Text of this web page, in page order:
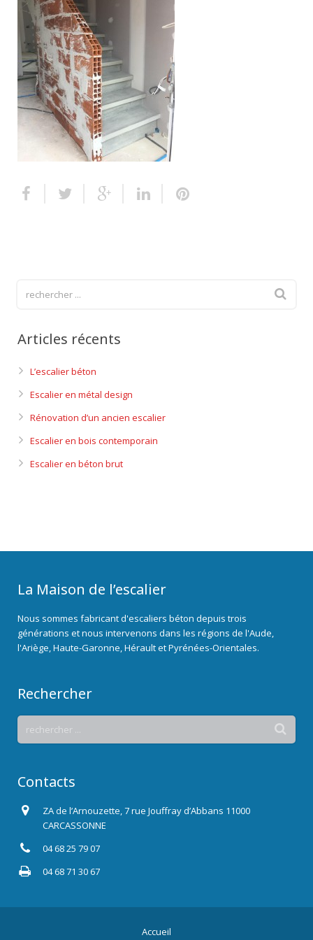
Escalier extérieur
Finitions pour escalier
Articles récents
L’escalier béton
Escalier en métal design
Rénovation d’un ancien escalier
Escalier en bois contemporain
Escalier en béton brut
La Maison de l’escalier
Nous sommes fabricant d'escaliers béton depuis trois
générations et nous intervenons dans les régions de l'Aude,
l'Ariège, Haute-Garonne, Hérault et Pyrénées-Orientales.
Rechercher
Contacts
ZA de l’Arnouzette, 7 rue Jouffray d’Abbans 11000
CARCASSONNE
04 68 25 79 07
04 68 71 30 67
Accueil